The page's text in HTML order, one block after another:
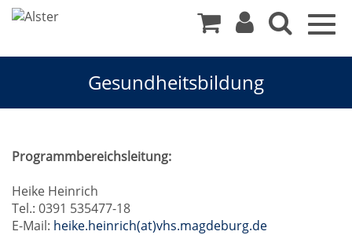
Gesundheitsbildung
Gesundheitsbildung
Programmbereichsleitung:
Heike Heinrich
Tel.: 0391 535477-18
E-Mail: heike.heinrich(at)vhs.magdeburg.de